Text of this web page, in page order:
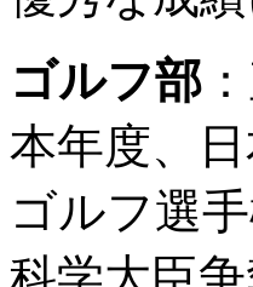
ゴルフ部
本年度、
ゴルフ選
科学大臣